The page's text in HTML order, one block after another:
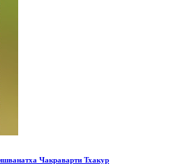
Чакраварти Тхакур